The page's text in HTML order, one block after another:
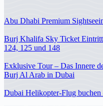
Abu Dhabi Premium
Burj Khalifa Sky Ticket
124, 125 und 148
Exklusive Tour – Das Innere
Burj Al Arab in Dubai
Dubai Helikopter-Flug